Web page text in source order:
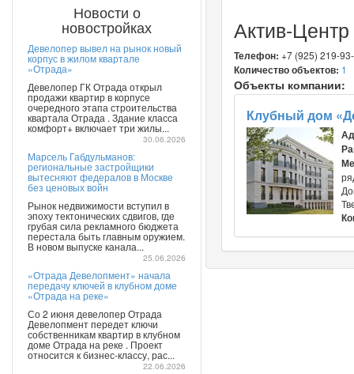
Новости о
новостройках
Девелопер вывел на рынок новый
корпус в жилом квартале
«Отрада»
Девелопер ГК Отрада открыл
продажи квартир в корпусе
очередного этапа строительства
квартала Отрада . Здание класса
комфорт+ включает три жилы...
30.06.2026
Марсель Габдульманов:
региональные застройщики
вытесняют федералов в Москве
без ценовых войн
Рынок недвижимости вступил в
эпоху тектонических сдвигов, где
грубая сила рекламного бюджета
перестала быть главным оружием.
В новом выпуске канала...
25.06.2026
«Отрада Девелопмент» начала
передачу ключей в клубном доме
«Отрада на реке»
Со 2 июня девелопер Отрада
Девелопмент передет ключи
собственникам квартир в клубном
доме Отрада на реке . Проект
относится к бизнес-классу, рас...
22.06.2026
Актив-Центр
Телефон: +7 (925) 219-
Количество объектов: 1
Объекты компании:
Клубный дом